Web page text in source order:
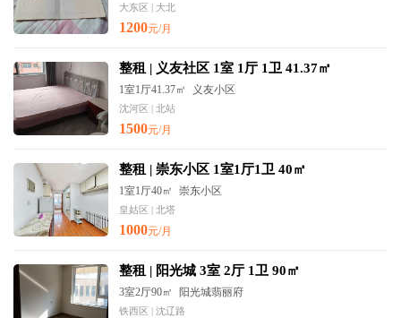
大东区 | 大北
1200元/月
整租 | 义友社区 1室 1厅 1卫 41.37㎡
1室1厅41.37㎡ 义友小区
沈河区 | 北站
1500元/月
整租 | 崇东小区 1室1厅1卫 40㎡
1室1厅40㎡ 崇东小区
皇姑区 | 北塔
1000元/月
整租 | 阳光城 3室 2厅 1卫 90㎡
3室2厅90㎡ 阳光城翡丽府
铁西区 | 沈辽路